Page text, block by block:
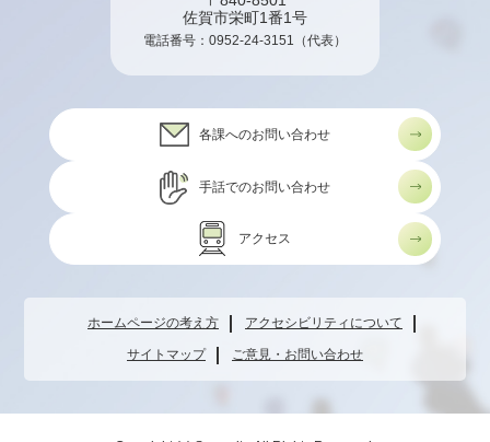
佐賀市栄町1番1号
電話番号： 0952-24-3151 （代表）
各課へのお問い合わせ
手話でのお問い合わせ
アクセス
ホームページの考え方 アクセシビリティについて
サイトマップ ご意見・お問い合わせ